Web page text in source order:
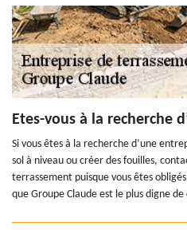
Etes-vous à la recherche
Si vous êtes à la recherche d’une
sol à niveau ou créer des fouilles,
terrassement puisque vous êtes
que Groupe Claude est le plus digne